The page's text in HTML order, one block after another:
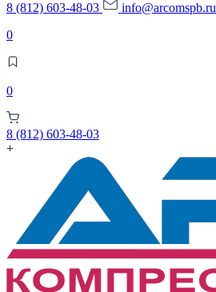
8 (812) 603-48-03
info@arcomspb.ru
0
0
8 (812) 603-48-03
+